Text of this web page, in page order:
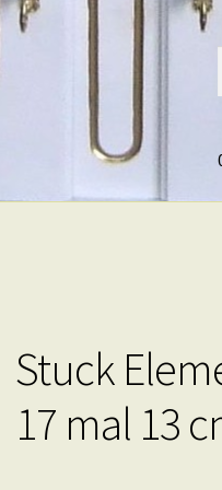
Stuck
17 mal 13